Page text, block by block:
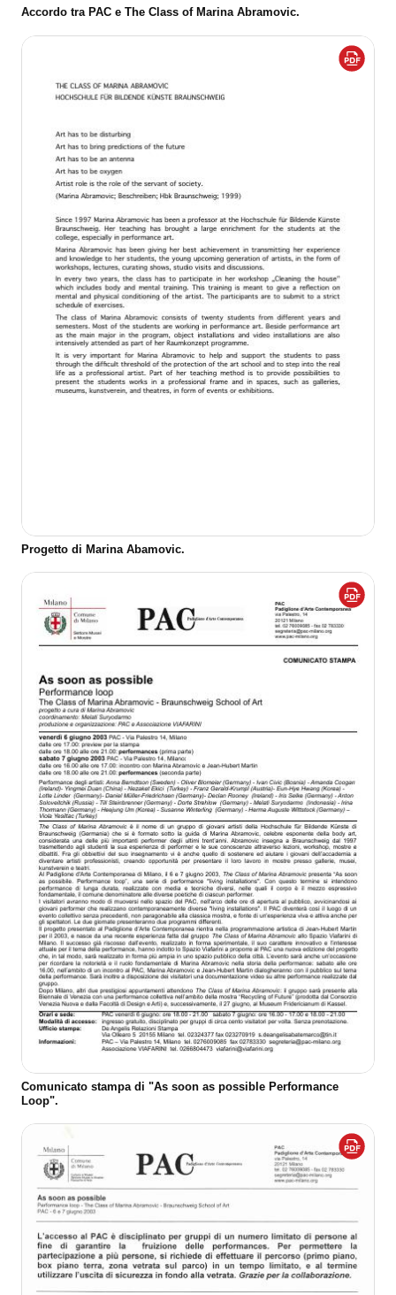
Accordo tra PAC e The Class of Marina Abramovic.
Progetto di Marina Abamovic.
Comunicato stampa di "As soon as possible Performance
Loop".